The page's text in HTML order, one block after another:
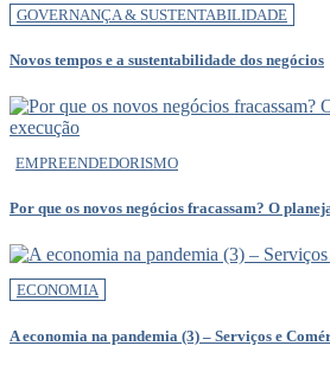
GOVERNANÇA & SUSTENTABILIDADE
Novos tempos e a sustentabilidade dos negócios
EMPREENDEDORISMO
Por que os novos negócios fracassam? O
ECONOMIA
A economia na pandemia (3) – Serviços e